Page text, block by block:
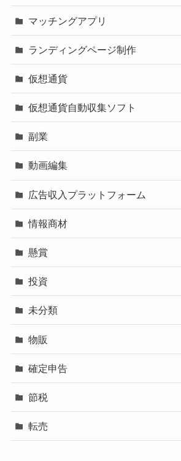
マッチングアプリ
ランディングページ制作
仮想通貨
仮想通貨自動収集ソフト
副業
動画編集
広告収入プラットフォーム
情報商材
懸賞
投資
未分類
物販
確定申告
節税
転売